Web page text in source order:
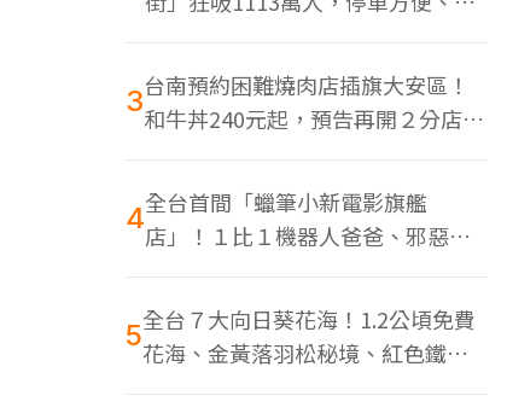
色美食多
3台南預約困難燒肉店插旗大安區！
和牛丼240元起，預告再開２分店、
地點曝光
4全台首間「蠟筆小新電影旗艦
店」！１比１機器人爸爸、邪惡正
男，百款周邊買翻
5全台７大向日葵花海！1.2公頃免費
花海、金黃落羽松秘境、紅色鐵橋
同框